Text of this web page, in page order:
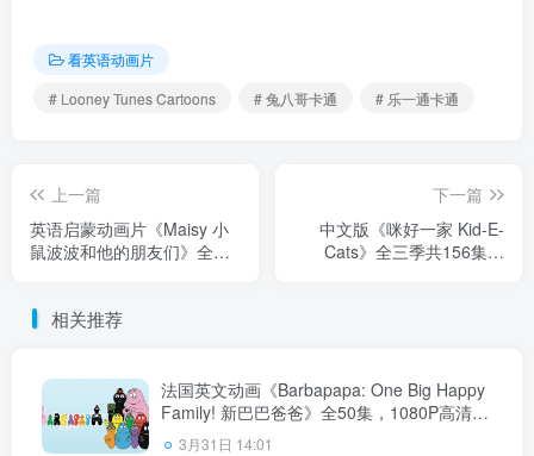
看英语动画片
# Looney Tunes Cartoons
# 兔八哥卡通 # 乐一通卡通
上一篇
英语启蒙动画片《Maisy 小
鼠波波和他的朋友们》全二
下一篇
中文版《咪好一家 Kid-E-
Cats》全三季共156集，
相关推荐
法国英文动画《Barbapapa: One Big Happy
Family! 新巴巴爸爸》全50集，1080P高清视
频带英文字幕，百度云网盘下载！
3月31日 14:01